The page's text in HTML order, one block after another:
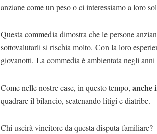
anziane come un peso o ci interessiamo a loro
Questa commedia dimostra che le persone
sottovalutarli si rischia molto. Con la loro
giovanotti. La commedia è ambientata negli anni
Come nelle nostre case, in questo tempo, anche
quadrare il bilancio, scatenando litigi e diatribe.
Chi uscirà vincitore da questa disputa familiare?